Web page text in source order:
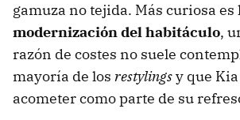
gamuza no tejida. Más curiosa es
modernización del habitáculo,
razón de costes no suele
mayoría de los restylingsy que
acometer como parte de su